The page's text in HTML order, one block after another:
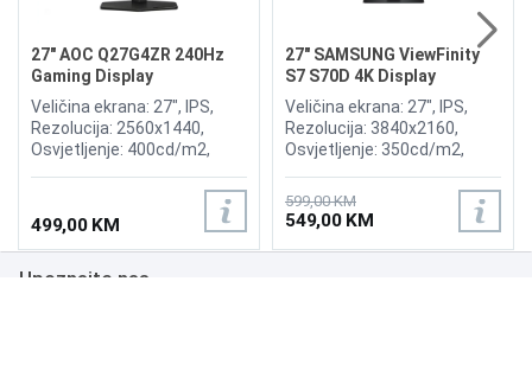
27" AOC Q27G4ZR 240Hz
Gaming Display
Veličina ekrana: 27", IPS,
Rezolucija: 2560x1440,
Osvjetljenje: 400cd/m2,
SYNC, Priključci: HDMI 2x 2.0,
DisplayPort 1.4,
Zvučnici:2x2W
499,00 KM
27" SAMSUNG ViewFinity
S7 S70D 4K Display
Veličina ekrana: 27", IPS,
Rezolucija: 3840x2160,
Osvjetljenje: 350cd/m2,
FreeSync, Vrijeme odziva:
5ms, Priključci: HDMI,
Displayport
599,00 KM
549,00 KM
Upoznajte nas